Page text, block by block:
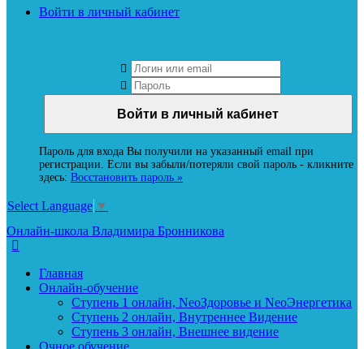
Войти в личный кабинет
Пароль для входа Вы получили на указанный email при
регистрации. Если вы забыли/потеряли свой пароль - кликните
здесь: Восстановить пароль »
Select Language ▼
Онлайн-школа Владимира Бронникова
Главная
Онлайн-обучение
Ступень 1 онлайн, NeoЗдоровье и NeoЭнергетика
Ступень 2 онлайн, Внутреннее Видение
Ступень 3 онлайн, Внешнее видение
Очное обучение